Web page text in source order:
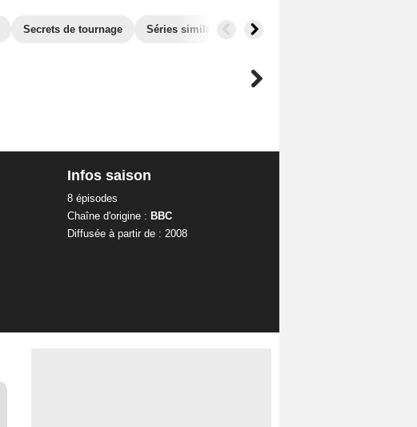
Secrets de tournage Séries similaires
Infos saison
8 épisodes
Chaîne d'origine : BBC
Diffusée à partir de : 2008